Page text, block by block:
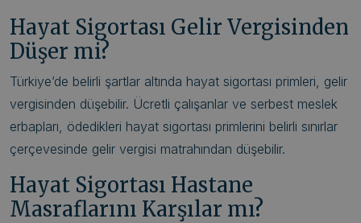
Hayat Sigortası Gelir Vergisinden
Düşer mi?
Türkiye’de belirli şartlar altında hayat sigortası primleri, gelir
vergisinden düşebilir. Ücretli çalışanlar ve serbest meslek
erbapları, ödedikleri hayat sigortası primlerini belirli sınırlar
çerçevesinde gelir vergisi matrahından düşebilir.
Hayat Sigortası Hastane
Masraflarını Karşılar mı?